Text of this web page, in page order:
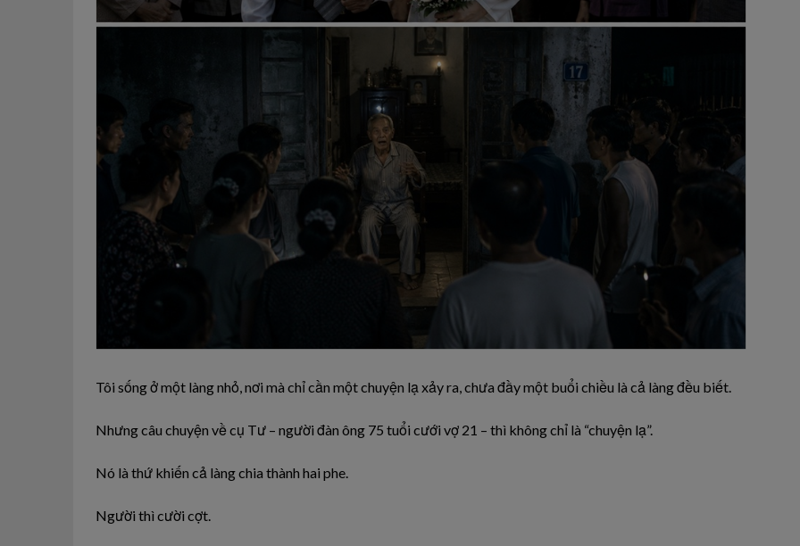
Tôi sống ở một làng nhỏ, nơi mà chỉ cần một chuyện lạ xảy ra, chưa đầy một buổi chiều là cả làng đều biết.
Nhưng câu chuyện về cụ Tư – người đàn ông 75 tuổi cưới vợ 21 – thì không chỉ là “chuyện lạ”.
Nó là thứ khiến cả làng chia thành hai phe.
Người thì cười cợt.